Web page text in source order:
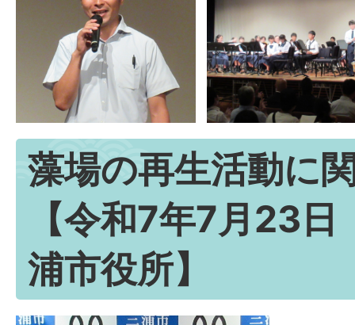
藻場の再生活動に
【令和7年7月23
浦市役所】